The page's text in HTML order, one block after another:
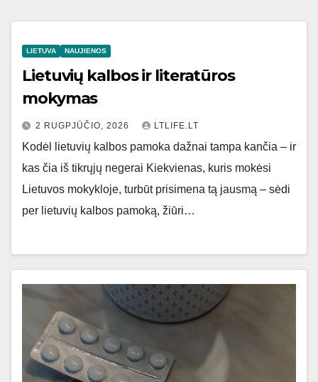
LIETUVA NAUJIENOS
Lietuvių kalbos ir literatūros
mokymas
2 RUGPJŪČIO, 2026 LTLIFE.LT
Kodėl lietuvių kalbos pamoka dažnai tampa kančia – ir
kas čia iš tikrųjų negerai Kiekvienas, kuris mokėsi
Lietuvos mokykloje, turbūt prisimena tą jausmą – sėdi
per lietuvių kalbos pamoką, žiūri…